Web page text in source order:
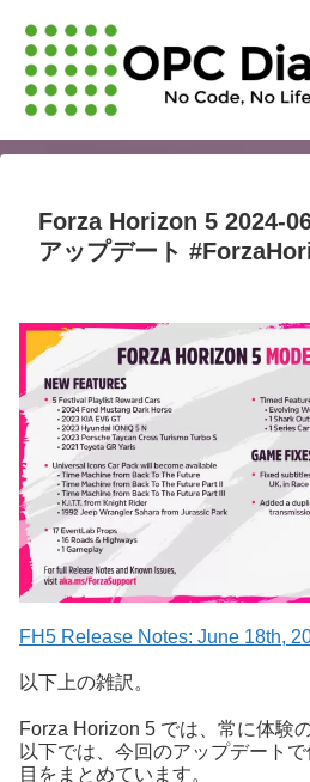
Forza Horizon 5 2024-
アップデート
FH5 Release Notes: June 18th,
以下上の雑訳。
Forza Horizon 5 では、常に体験
以下では、今回のアップデート
目をまとめています。